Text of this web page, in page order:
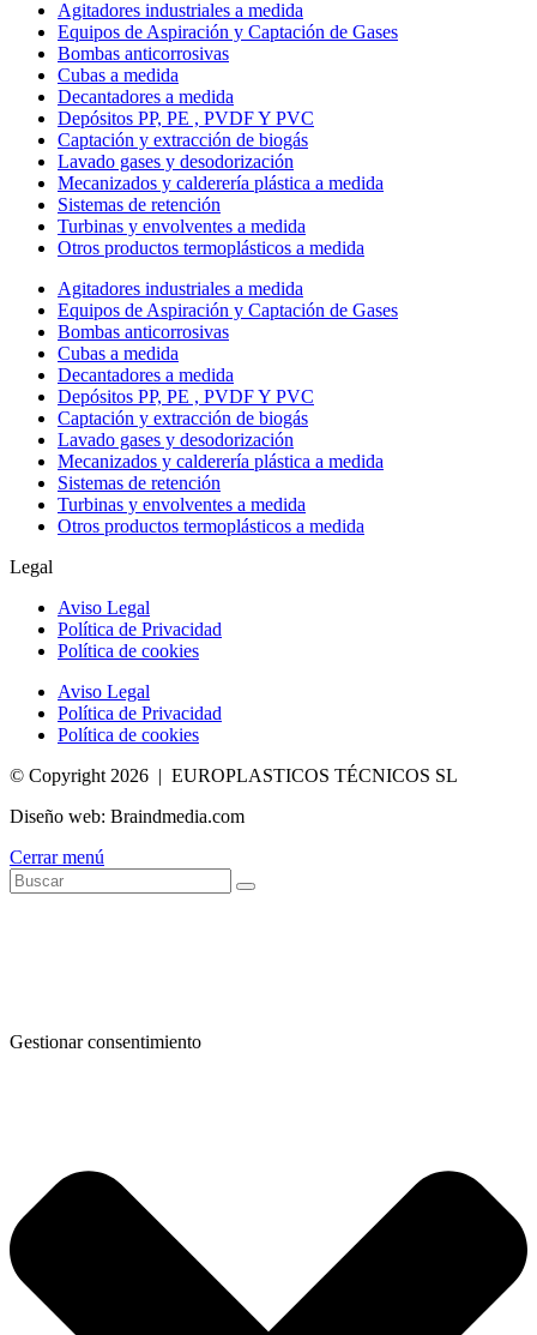
Agitadores industriales a medida
Equipos de Aspiración y Captación de Gases
Bombas anticorrosivas
Cubas a medida
Decantadores a medida
Depósitos PP, PE , PVDF Y PVC
Captación y extracción de biogás
Lavado gases y desodorización
Mecanizados y calderería plástica a medida
Sistemas de retención
Turbinas y envolventes a medida
Otros productos termoplásticos a medida
Agitadores industriales a medida
Equipos de Aspiración y Captación de Gases
Bombas anticorrosivas
Cubas a medida
Decantadores a medida
Depósitos PP, PE , PVDF Y PVC
Captación y extracción de biogás
Lavado gases y desodorización
Mecanizados y calderería plástica a medida
Sistemas de retención
Turbinas y envolventes a medida
Otros productos termoplásticos a medida
Legal
Aviso Legal
Política de Privacidad
Política de cookies
Aviso Legal
Política de Privacidad
Política de cookies
© Copyright 2026 | EUROPLASTICOS TÉCNICOS SL
Diseño web: Braindmedia.com
Cerrar menú
Gestionar consentimiento